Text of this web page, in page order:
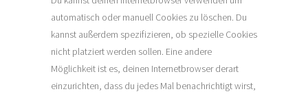
automatisch oder manuell Cookies zu löschen. Du
kannst außerdem spezifizieren, ob spezielle Cookies
nicht platziert werden sollen. Eine andere
Möglichkeit ist es, deinen Internetbrowser derart
einzurichten, dass du jedes Mal benachrichtigt wirst,